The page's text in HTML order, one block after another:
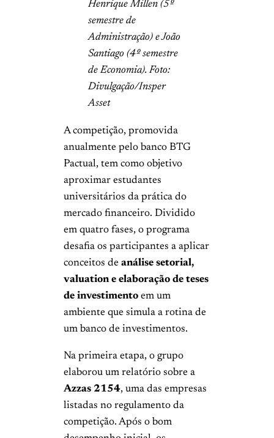
Henrique Millen (5º
semestre de
Administração) e João
Santiago (4º semestre
de Economia). Foto:
Divulgação/Insper
Asset
A competição, promovida
anualmente pelo banco BTG
Pactual, tem como objetivo
aproximar estudantes
universitários da prática do
mercado financeiro. Dividido
em quatro fases, o programa
desafia os participantes a aplicar
conceitos de análise setorial,
valuation e elaboração de teses
de investimento em um
ambiente que simula a rotina de
um banco de investimentos.
Na primeira etapa, o grupo
elaborou um relatório sobre a
Azzas 2154, uma das empresas
listadas no regulamento da
competição. Após o bom